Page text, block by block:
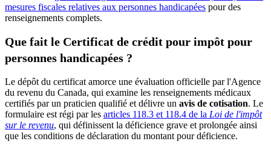
mesures fiscales relatives aux personnes handicapées pour des
renseignements complets.
Que fait le Certificat de crédit pour impôt pour
personnes handicapées ?
Le dépôt du certificat amorce une évaluation officielle par l'Agence
du revenu du Canada, qui examine les renseignements médicaux
certifiés par un praticien qualifié et délivre un avis de cotisation. Le
formulaire est régi par les articles 118.3 et 118.4 de la Loi de l'impôt
sur le revenu, qui définissent la déficience grave et prolongée ainsi
que les conditions de déclaration du montant pour déficience.